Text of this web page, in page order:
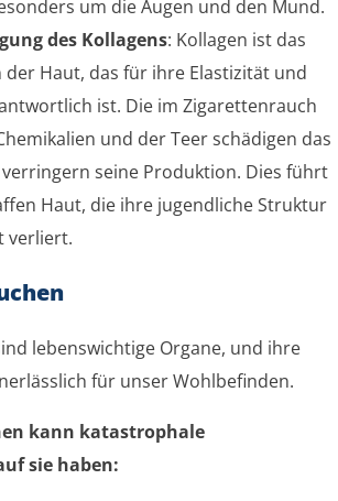
um die Augen und den Mund.
des Kollagens: Kollagen ist das
Haut, das für ihre Elastizität und
ist. Die im Zigarettenrauch
und der Teer schädigen das
seine Produktion. Dies führt
Haut, die ihre jugendliche Struktur
verliert.
lebenswichtige Organe, und ihre
für unser Wohlbefinden.
kann katastrophale
sie haben: